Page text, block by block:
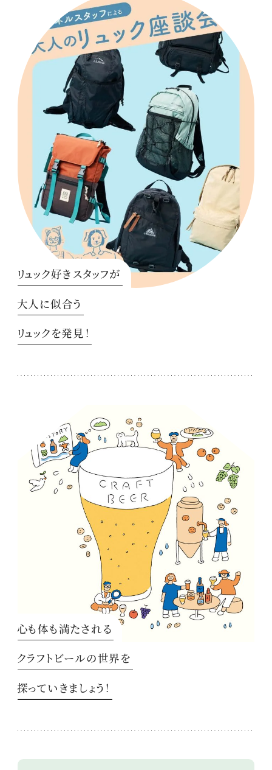
リュック好きスタッフが
大人に似合う
リュックを発見！
心も体も満たされる
クラフトビールの世界を
探っていきましょう！